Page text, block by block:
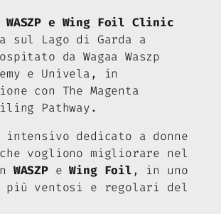
WASZP e Wing Foil Clinic
sul Lago di Garda a
da Wagaa Waszp
e Univela, in
con The Magenta
Pathway.
intensivo dedicato a donne
vogliono migliorare nel
WASZPeWing Foil, in uno
più ventosi e regolari del